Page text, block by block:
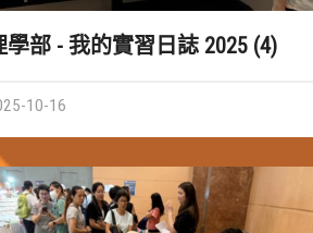
學部 - 我的實習日誌 2025 (4)
10-16